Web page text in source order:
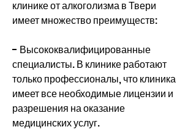
клинике от алкоголизма в Твери
имеет множество преимуществ:
- Высококвалифицированные
специалисты. В клинике работают
только профессионалы, что клиника
имеет все необходимые лицензии и
разрешения на оказание
медицинских услуг.